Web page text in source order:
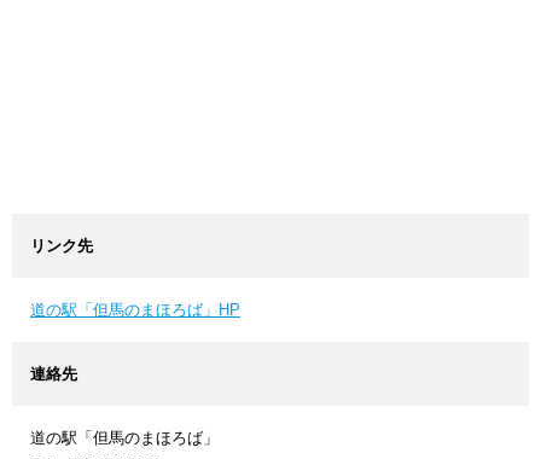
リンク先
道の駅「但馬のまほろば」HP
連絡先
道の駅「但馬のまほろば」